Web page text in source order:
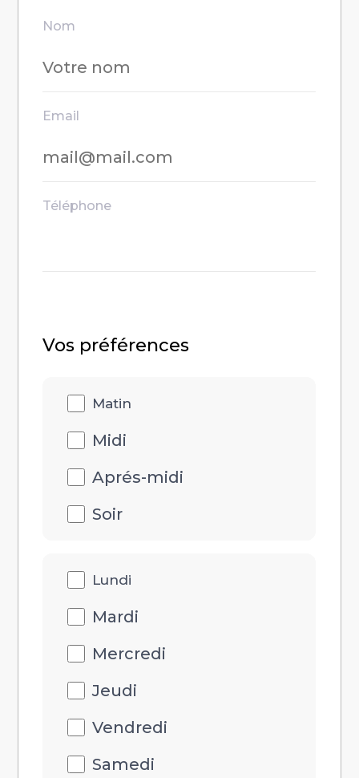
Nom
Email
Téléphone
Vos préférences
heure
Matin
Midi
Aprés-midi
Soir
Lundi
Mardi
Mercredi
Jeudi
Vendredi
Samedi